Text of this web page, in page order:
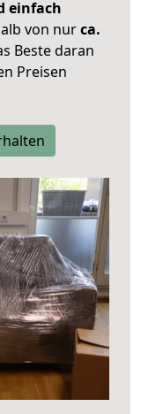
einfach
von nurca.
Beste daran
Preisen